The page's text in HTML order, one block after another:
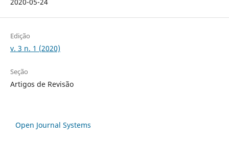
Edição
v. 3 n. 1 (2020)
Seção
Artigos de Revisão
Open Journal Systems